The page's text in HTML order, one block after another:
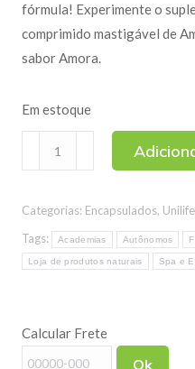
fórmula! Experimente o
comprimido mastigável de
sabor Amora.
Em estoque
Miura
120
Comprimidos
Mastigáveis
Categorias: Encapsulados, Unilife
Tags:
Academias Autônomos
Loja de produtos naturais Spa e
Calcular Frete
Ok